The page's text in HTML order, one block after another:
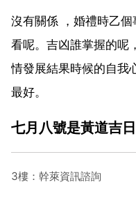
沒有關係 ，婚禮時乙
看呢。吉凶誰掌握的呢
情發展結果時候的自我
最好。
七月八號是黃道吉
3樓：幹萊資訊諮詢